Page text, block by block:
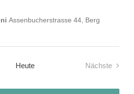
Assenbucherstrasse 44, Berg
Heute
Nächste